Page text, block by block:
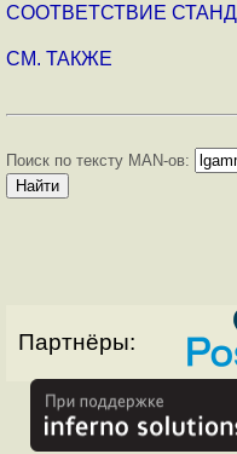
СООТВЕТСТВИЕ
СМ. ТАКЖЕ
Поиск по тексту MAN-ов:
Партнёры: